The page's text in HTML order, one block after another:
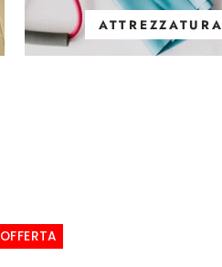
ATTREZZATURA
OFFERTA